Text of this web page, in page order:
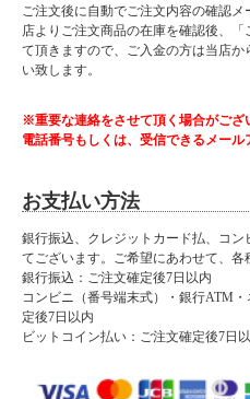
す。
■回収できる家具
座卓(こたつ)(幅150cmまで)(重量物除く)
座卓(こたつ)(幅90cmまで)(重量物除く)
■回収の条件について
・お客様での家具解体と梱包(バラけない
す。
・回収品は玄関渡しのみ対応とさせていた
・当サービスは当ショップで商品をご購
■回収できる地域について
ご注文後に自動でご注文内容の確認
店よりご注文商品の在庫を確認後、
て頂きますので、ご入金の方は当店
い致します。
※重要な連絡をさせて頂く場合がござ
電話番号もしくは、受信できるメール
お支払い方法
銀行振込、クレジットカード払、コ
てございます。ご希望にあわせて、各
銀行振込：ご注文確定後7日以内
コンビニ（番号端末式）・銀行ATM
定後7日以内
ビットコイン払い：ご注文確定後7日